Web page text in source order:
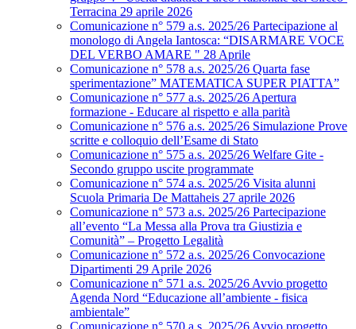
Terracina 29 aprile 2026
Comunicazione n° 579 a.s. 2025/26 Partecipazione al
monologo di Angela Iantosca: “DISARMARE VOCE
DEL VERBO AMARE " 28 Aprile
Comunicazione n° 578 a.s. 2025/26 Quarta fase
sperimentazione” MATEMATICA SUPER PIATTA”
Comunicazione n° 577 a.s. 2025/26 Apertura
formazione - Educare al rispetto e alla parità
Comunicazione n° 576 a.s. 2025/26 Simulazione Prove
scritte e colloquio dell’Esame di Stato
Comunicazione n° 575 a.s. 2025/26 Welfare Gite -
Secondo gruppo uscite programmate
Comunicazione n° 574 a.s. 2025/26 Visita alunni
Scuola Primaria De Mattaheis 27 aprile 2026
Comunicazione n° 573 a.s. 2025/26 Partecipazione
all’evento “La Messa alla Prova tra Giustizia e
Comunità” – Progetto Legalità
Comunicazione n° 572 a.s. 2025/26 Convocazione
Dipartimenti 29 Aprile 2026
Comunicazione n° 571 a.s. 2025/26 Avvio progetto
Agenda Nord “Educazione all’ambiente - fisica
ambientale”